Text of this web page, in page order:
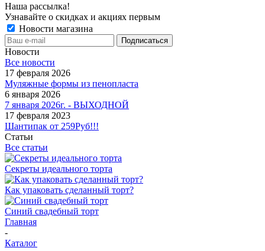
Наша рассылка!
Узнавайте о скидках и акциях первым
Новости магазина
Новости
Все новости
17 февраля 2026
Муляжные формы из пенопласта
6 января 2026
7 января 2026г. - ВЫХОДНОЙ
17 февраля 2023
Шантипак от 259Руб!!!
Статьи
Все статьи
Секреты идеального торта
Как упаковать сделанный торт?
Синий свадебный торт
Главная
-
Каталог